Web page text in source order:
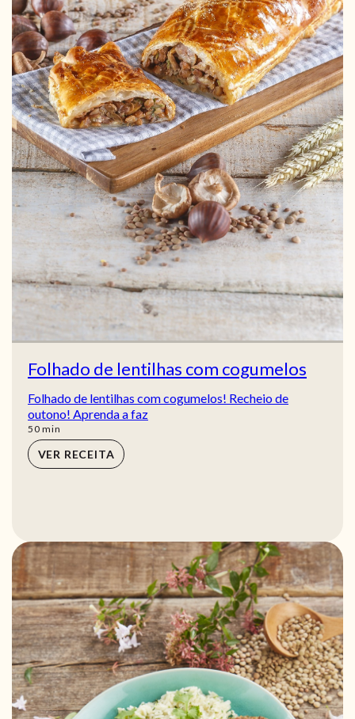
Folhado de lentilhas com cogumelos
Folhado de lentilhas com cogumelos! Recheio de
outono! Aprenda a faz
50min
min
VER RECEITA